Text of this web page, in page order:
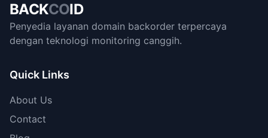
BACKCOID
Penyedia layanan domain backorder terpercaya
dengan teknologi monitoring canggih.
Quick Links
About Us
Contact